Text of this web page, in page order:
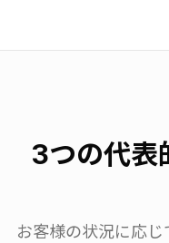
3つの代表
お客様の状況に応